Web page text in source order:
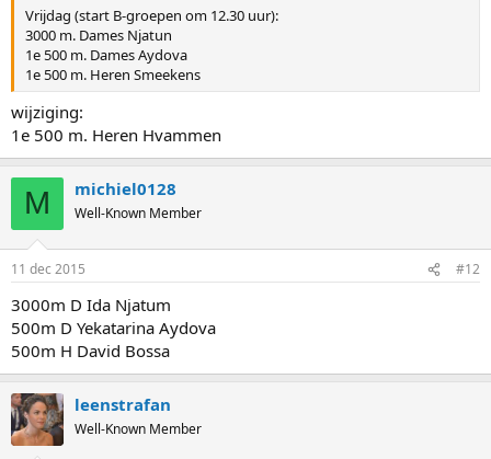
Vrijdag (start B-groepen om 12.30 uur):
3000 m. Dames Njatun
1e 500 m. Dames Aydova
1e 500 m. Heren Smeekens
wijziging:
1e 500 m. Heren Hvammen
M michiel0128
Well-Known Member
11 dec 2015 #12
3000m D Ida Njatum
500m D Yekatarina Aydova
500m H David Bossa
leenstrafan
Well-Known Member